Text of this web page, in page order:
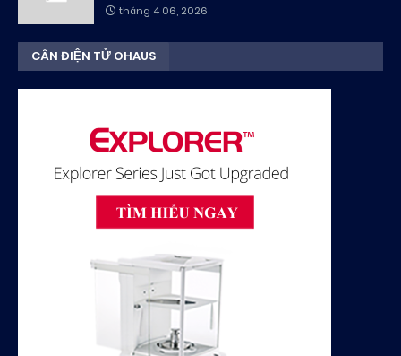
tháng 4 06, 2026
CÂN ĐIỆN TỬ OHAUS